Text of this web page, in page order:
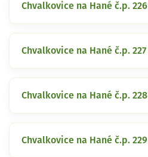
Chvalkovice na Hané č.p. 226
Chvalkovice na Hané č.p. 227
Chvalkovice na Hané č.p. 228
Chvalkovice na Hané č.p. 229